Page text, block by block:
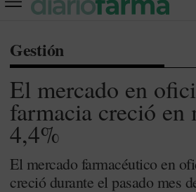
Gestión
El mercado en
farmacia creció en
4,4%
El mercado farmacéutico en
creció durante el pasado mes